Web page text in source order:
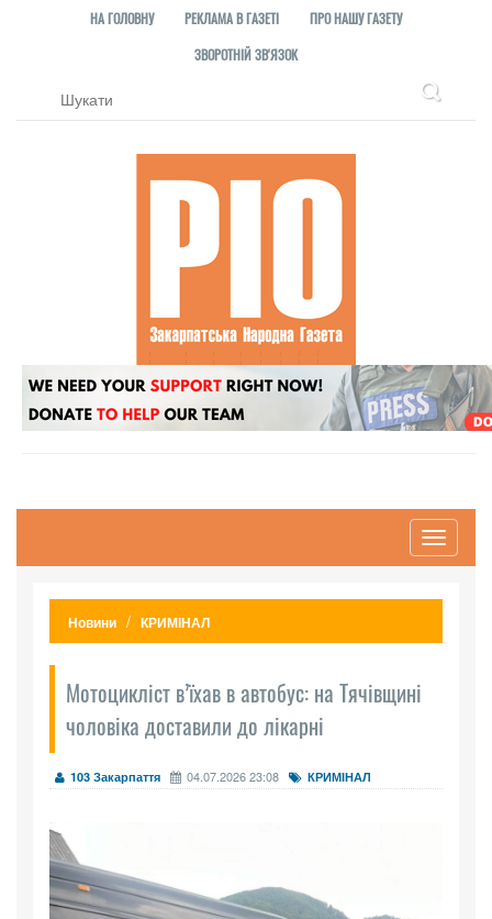
НА ГОЛОВНУ РЕКЛАМА В ГАЗЕТІ
ПРО НАШУ ГАЗЕТУ
ЗВОРОТНІЙ ЗВ'ЯЗОК
Toggle
Новини КРИМІНАЛ
Мотоцикліст в’їхав в автобус: на Тячівщині
чоловіка доставили до лікарні
103 Закарпаття 04.07.2026 23:08 КРИМІНАЛ